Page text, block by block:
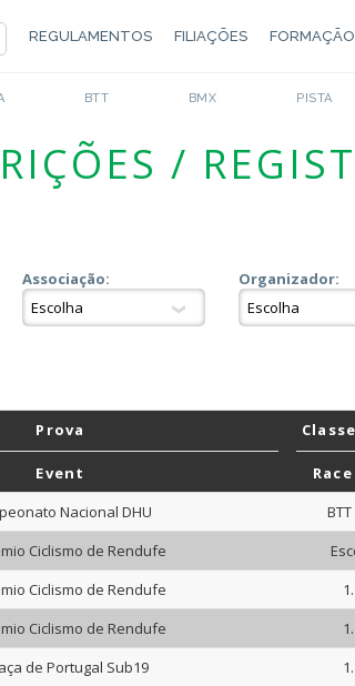
REGULAMENTOS FILIAÇÕES FORMAÇÃO
BTT BMX PISTA
/
Associação: Organizador:
Prova
Event
Nacional DHU
Ciclismo de Rendufe
Ciclismo de Rendufe
Ciclismo de Rendufe
de Portugal Sub19